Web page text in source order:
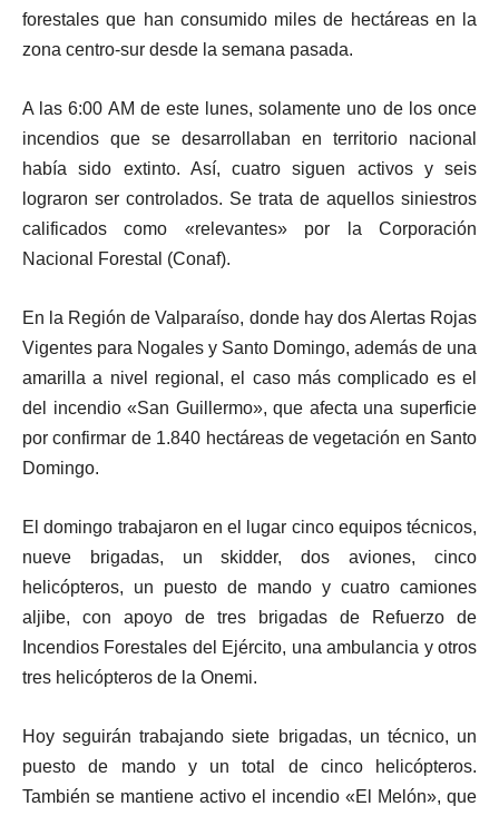
forestales que han consumido miles de hectáreas en la
zona centro-sur desde la semana pasada.
A las 6:00 AM de este lunes, solamente uno de los once
incendios que se desarrollaban en territorio nacional
había sido extinto. Así, cuatro siguen activos y seis
lograron ser controlados. Se trata de aquellos siniestros
calificados como «relevantes» por la Corporación
Nacional Forestal (Conaf).
En la Región de Valparaíso, donde hay dos Alertas Rojas
Vigentes para Nogales y Santo Domingo, además de una
amarilla a nivel regional, el caso más complicado es el
del incendio «San Guillermo», que afecta una superficie
por confirmar de 1.840 hectáreas de vegetación en Santo
Domingo.
El domingo trabajaron en el lugar cinco equipos técnicos,
nueve brigadas, un skidder, dos aviones, cinco
helicópteros, un puesto de mando y cuatro camiones
aljibe, con apoyo de tres brigadas de Refuerzo de
Incendios Forestales del Ejército, una ambulancia y otros
tres helicópteros de la Onemi.
Hoy seguirán trabajando siete brigadas, un técnico, un
puesto de mando y un total de cinco helicópteros.
También se mantiene activo el incendio «El Melón», que